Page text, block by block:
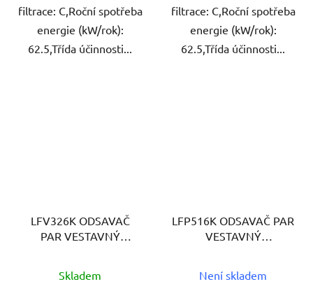
filtrace: C,Roční spotřeba
energie (kW/rok):
62.5,Třída účinnosti...
filtrace: C,Roční spotřeba
energie (kW/rok):
62.5,Třída účinnosti...
LFV326K ODSAVAČ
PAR VESTAVNÝ
Skladem
LFP516K ODSAVAČ PAR
VESTAVNÝ
Není skladem